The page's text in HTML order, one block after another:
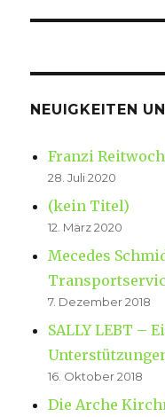
NEUIGKEITEN
Franzi
28. Juli 2020
(kein Titel)
12. März 2020
Mecedes
7. Dezember 2018
SALLY LEBT –
16. Oktober 2018
Die Arche